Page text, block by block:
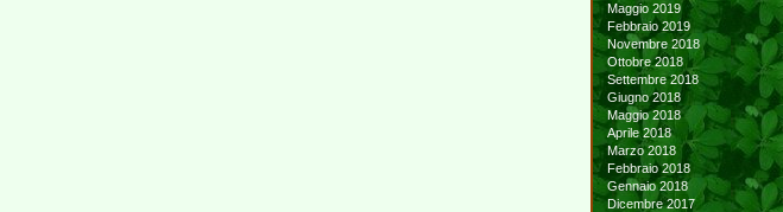
Maggio 2019
Febbraio 2019
Novembre 2018
Ottobre 2018
Settembre 2018
Giugno 2018
Maggio 2018
Aprile 2018
Marzo 2018
Febbraio 2018
Gennaio 2018
Dicembre 2017